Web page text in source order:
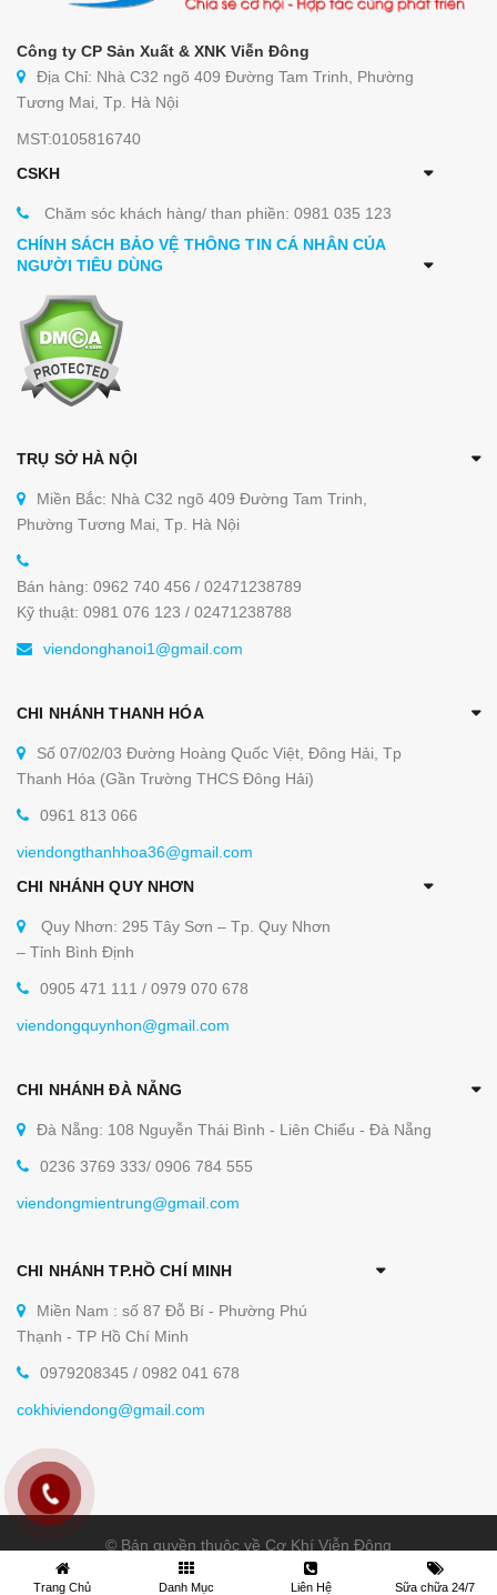
Công ty CP Sản Xuất & XNK Viễn Đông
Địa Chỉ: Nhà C32 ngõ 409 Đường Tam Trinh, Phường
Tương Mai, Tp. Hà Nội
MST:0105816740
CSKH
Chăm sóc khách hàng/ than phiền: 0981 035 123
CHÍNH SÁCH BẢO VỆ THÔNG TIN CÁ NHÂN CỦA
NGƯỜI TIÊU DÙNG
TRỤ SỞ HÀ NỘI
Miền Bắc: Nhà C32 ngõ 409 Đường Tam Trinh,
Phường Tương Mai, Tp. Hà Nội
Bán hàng: 0962 740 456 / 02471238789
Kỹ thuật: 0981 076 123 / 02471238788
viendonghanoi1@gmail.com
CHI NHÁNH THANH HÓA
Số 07/02/03 Đường Hoàng Quốc Việt, Đông Hải, Tp
Thanh Hóa (Gần Trường THCS Đông Hải)
0961 813 066
viendongthanhhoa36@gmail.com
CHI NHÁNH QUY NHƠN
Quy Nhơn: 295 Tây Sơn – Tp. Quy Nhơn
– Tỉnh Bình Định
0905 471 111 / 0979 070 678
viendongquynhon@gmail.com
CHI NHÁNH ĐÀ NẴNG
Đà Nẵng: 108 Nguyễn Thái Bình - Liên Chiểu - Đà Nẵng
0236 3769 333/ 0906 784 555
viendongmientrung@gmail.com
CHI NHÁNH TP.HỒ CHÍ MINH
Miền Nam : số 87 Đỗ Bí - Phường Phú
Thạnh - TP Hồ Chí Minh
0979208345 / 0982 041 678
cokhiviendong@gmail.com
© Bản quyền thuộc về Cơ Khí Viễn Đông
Trang Chủ Danh Mục Liên Hệ Sữa chữa 24/7